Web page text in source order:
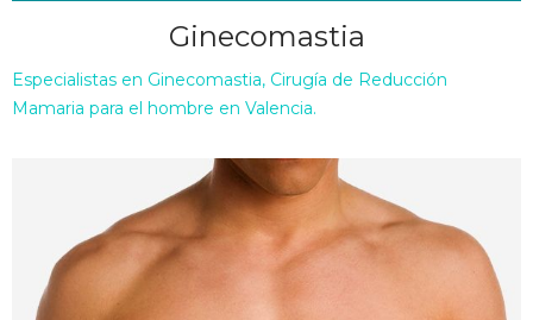
Ginecomastia
Especialistas en Ginecomastia, Cirugía de Reducción
Mamaria para el hombre en Valencia.